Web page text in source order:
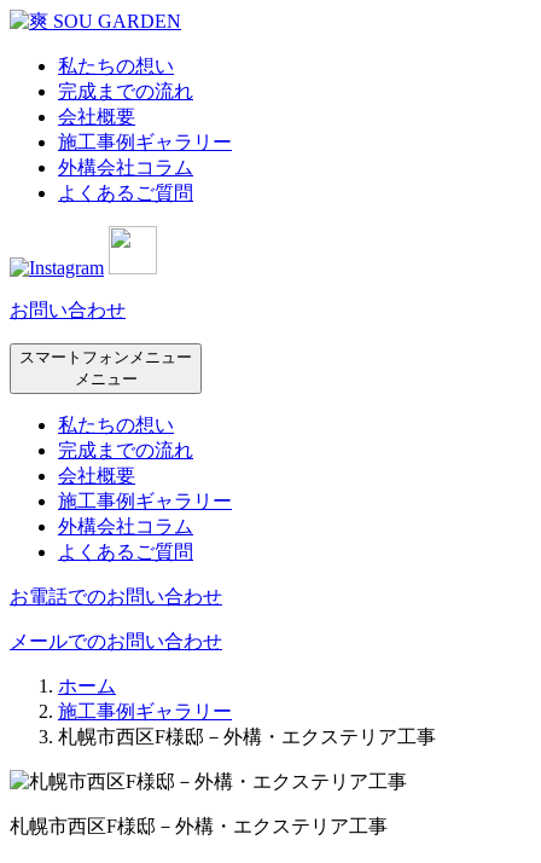
私たちの想い
完成までの流れ
会社概要
施工事例ギャラリー
外構会社コラム
よくあるご質問
お問い合わせ
スマートフォンメニュー
メニュー
私たちの想い
完成までの流れ
会社概要
施工事例ギャラリー
外構会社コラム
よくあるご質問
お電話でのお問い合わせ
メールでのお問い合わせ
ホーム
施工事例ギャラリー
札幌市西区F様邸－外構・エクステリア工事
札幌市西区F様邸－外構・エクステリア工事